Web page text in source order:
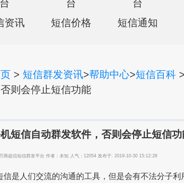
资讯 短信价格 短信通知
> 短信群发资讯>帮助中心>短信百科
则会停止短信功能
短信自动群发软件，否则会停止短信功
商超信短信群发平台 作者：未知 人气：12054 发布于: 2019-10-30 15:12:28
人们交流的沟通的工具，但是会有不法分子利